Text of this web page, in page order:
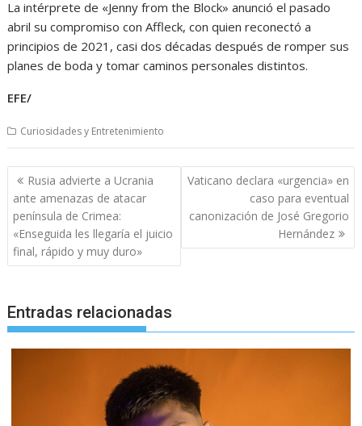
La intérprete de «Jenny from the Block» anunció el pasado
abril su compromiso con Affleck, con quien reconectó a
principios de 2021, casi dos décadas después de romper sus
planes de boda y tomar caminos personales distintos.
EFE/
Curiosidades y Entretenimiento
Navegación
de
entradas
Rusia advierte a Ucrania
ante amenazas de atacar
península de Crimea:
«Enseguida les llegaría el juicio
final, rápido y muy duro»
Vaticano declara «urgencia» en
caso para eventual
canonización de José Gregorio
Hernández
Entradas relacionadas